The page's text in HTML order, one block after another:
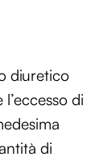
diuretico
di
di